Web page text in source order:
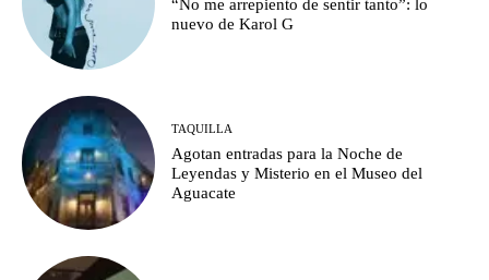
“No me arrepiento de sentir tanto”: lo
nuevo de Karol G
TAQUILLA
Agotan entradas para la Noche de
Leyendas y Misterio en el Museo del
Aguacate